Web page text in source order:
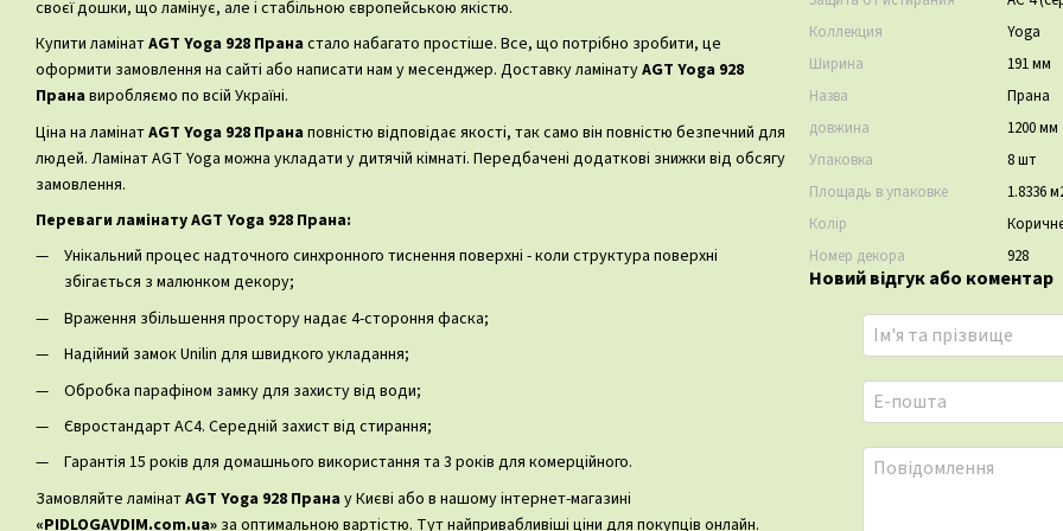
своєї дошки, що ламінує, але і стабільною європейською якістю.
Купити ламінатAGT Yoga 928 Прана стало набагато простіше. Все, що потрібно зробити, це
оформити замовлення на сайті або написати нам у месенджер. Доставку ламінатуAGT Yoga 928
Прана виробляємо по всій Україні.
Ціна на ламінатAGT Yoga 928 Прана повністю відповідає якості, так само він повністю безпечний для
людей. Ламінат AGT Yoga можна укладати у дитячій кімнаті. Передбачені додаткові знижки від обсягу
замовлення.
Переваги ламінату AGT Yoga 928 Прана:
Унікальний процес надточного синхронного тиснення поверхні - коли структура поверхні
збігається з малюнком декору;
Враження збільшення простору надає 4-стороння фаска;
Надійний замок Unilin для швидкого укладання;
Обробка парафіном замку для захисту від води;
Євростандарт AC4. Середній захист від стирання;
Гарантія 15 років для домашнього використання та 3 років для комерційного.
Замовляйте ламінатAGT Yoga 928 Прана у Києві або в нашому інтернет-магазині
«PIDLOGAVDIM.com.ua» за оптимальною вартістю. Тут найпривабливіші ціни для покупців онлайн.
Коллекция
Yoga
Ширина
191 мм
Назва
Прана
довжина
1200 мм
Упаковка
8 шт
Площадь в упаковке
1.8336
Колір
Номер декора
928
Новий відгук або коментар